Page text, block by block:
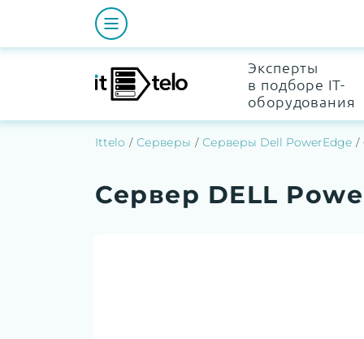
Эксперты
в подборе IT-
оборудования
Ittelo Серверы Серверы Dell PowerEdge
Сервер DELL